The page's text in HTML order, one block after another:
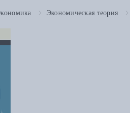
Экономическая теория